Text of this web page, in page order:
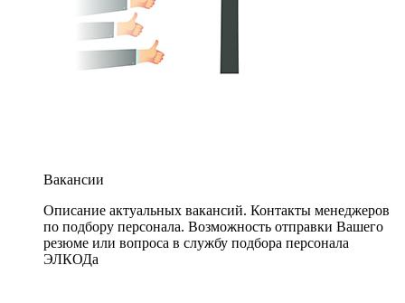
Вакансии
Описание актуальных вакансий. Контакты менеджеров
по подбору персонала. Возможность отправки Вашего
резюме или вопроса в службу подбора персонала
ЭЛКОДа